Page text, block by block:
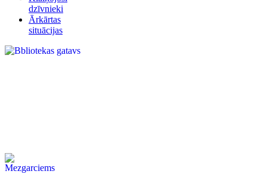
dzīvnieki
Ārkārtas
situācijas